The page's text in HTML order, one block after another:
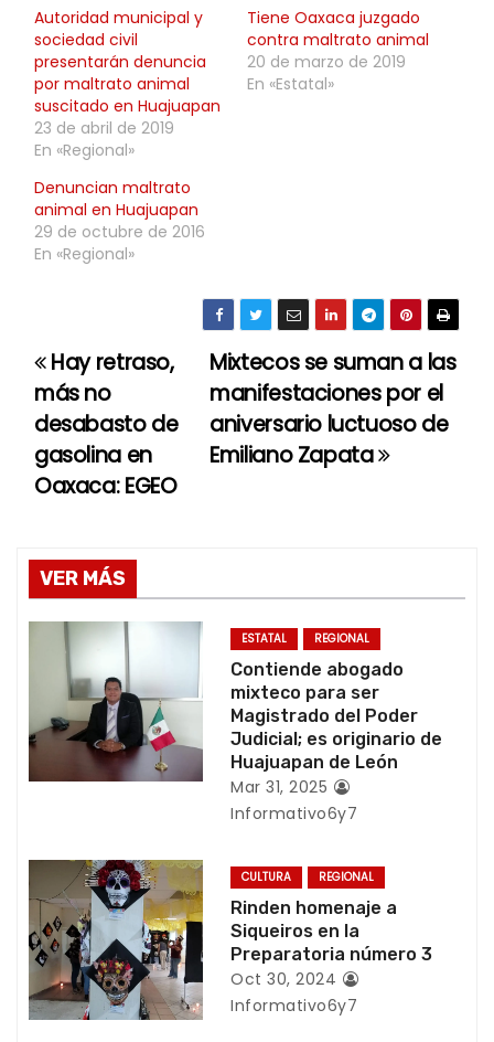
Autoridad municipal y
sociedad civil
presentarán denuncia
por maltrato animal
suscitado en Huajuapan
23 de abril de 2019
En «Regional»
Tiene Oaxaca juzgado
contra maltrato animal
20 de marzo de 2019
En «Estatal»
Denuncian maltrato
animal en Huajuapan
29 de octubre de 2016
En «Regional»
N
a
v
g
a
ó
n
e
n
t
Mixtecos se suman a las
manifestaciones por el
aniversario luctuoso de
Emiliano Zapata
Hay retraso,
más no
desabasto de
gasolina en
Oaxaca: EGEO
VER MÁS
ESTATAL REGIONAL
Contiende abogado
mixteco para ser
Magistrado del Poder
Judicial; es originario de
Huajuapan de León
Mar 31, 2025
Informativo6y7
CULTURA REGIONAL
Rinden homenaje a
Siqueiros en la
Preparatoria número 3
Oct 30, 2024
Informativo6y7